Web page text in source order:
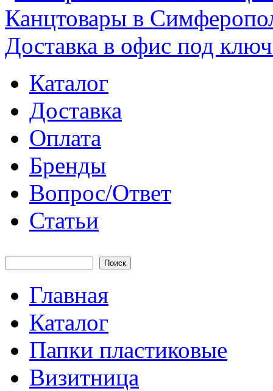
Каталог
Доставка
Оплата
Бренды
Вопрос/Ответ
Статьи
Форма поиска
Главная
Каталог
Папки пластиковые
Визитница